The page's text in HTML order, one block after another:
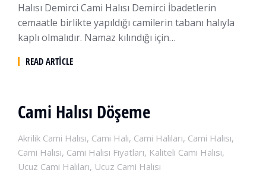
Halısı Demirci Cami Halısı Demirci İbadetlerin
cemaatle birlikte yapıldığı camilerin tabanı halıyla
kaplı olmalıdır. Namaz kılındığı için…
READ ARTICLE
Cami Halısı Döşeme
Akrilik Cami Halısı, Cami Halı, Cami Halıları, Cami Halısı,
Cami Halısı, Cami Halısı Fiyatları, Kaliteli Cami Halısı,
Ucuz Cami Halıları, Ucuz Cami Halısı